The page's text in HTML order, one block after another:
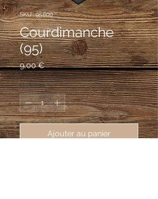
SKU : 95800
Courdimanche
(95)
9,00 €Prix
Quantité *
Ajouter au panier